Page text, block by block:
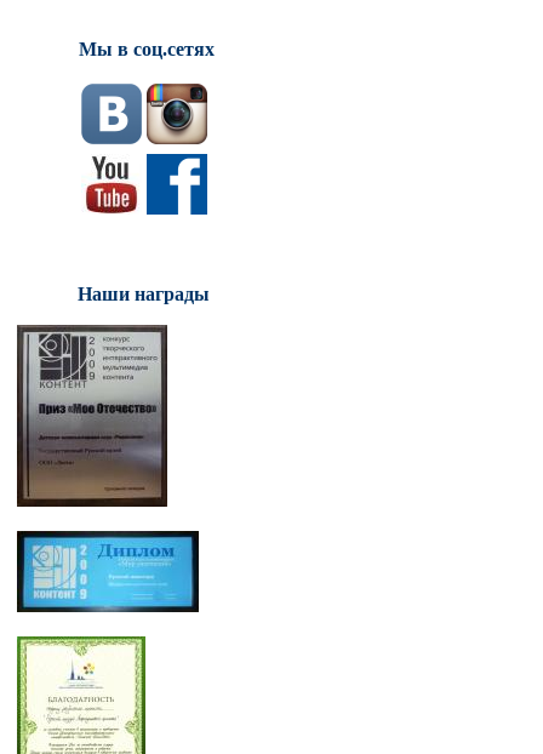
Мы в соц.сетях
Наши награды